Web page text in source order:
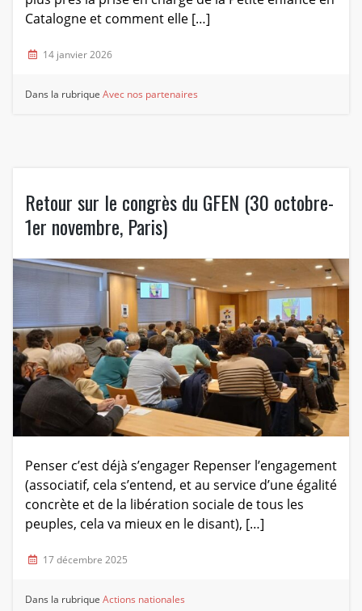
Catalogne et comment elle […]
14 janvier 2026
Dans la rubriqueAvec nos partenaires
Retour sur le congrès du GFEN (30 octobre-
1er novembre, Paris)
Penser c’est déjà s’engager Repenser l’engagement
(associatif, cela s’entend, et au service d’une égalité
concrète et de la libération sociale de tous les
peuples, cela va mieux en le disant), […]
17 décembre 2025
Dans la rubriqueActions nationales